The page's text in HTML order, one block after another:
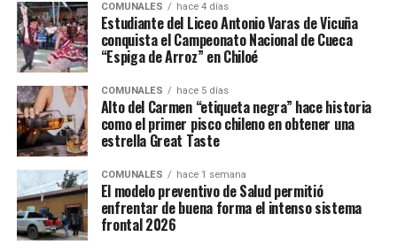
COMUNALES hace 4 días
Estudiante del Liceo Antonio Varas de Vicuña
conquista el Campeonato Nacional de Cueca
“Espiga de Arroz” en Chiloé
COMUNALES hace 5 días
Alto del Carmen “etiqueta negra” hace historia
como el primer pisco chileno en obtener una
estrella Great Taste
COMUNALES hace 1 semana
El modelo preventivo de Salud permitió
enfrentar de buena forma el intenso sistema
frontal 2026